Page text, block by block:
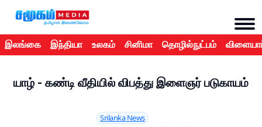
இலங்கை இந்தியா உலகம் சினிமா தொழில்நுட்பம்
யாழ் - கண்டி வீதியில் விபத்து இளைஞர் படுகாயம்
Srilanka News